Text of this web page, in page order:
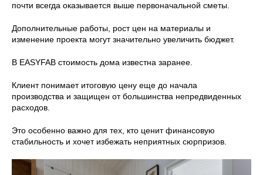
почти всегда оказывается выше первоначальной сметы.
Дополнительные работы, рост цен на материалы и
изменение проекта могут значительно увеличить бюджет.
В EASYFAB стоимость дома известна заранее.
Клиент понимает итоговую цену еще до начала
производства и защищен от большинства непредвиденных
расходов.
Это особенно важно для тех, кто ценит финансовую
стабильность и хочет избежать неприятных сюрпризов.